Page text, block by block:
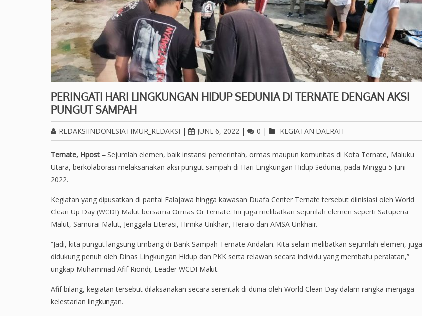
PERINGATI HARI LINGKUNGAN HIDUP SEDUNIA DI TERNATE DENGAN AKSI
PUNGUT SAMPAH
REDAKSIINDONESIATIMUR_REDAKSI | JUNE 6, 2022 | 0 | KEGIATAN DAERAH
Ternate, Hpost – Sejumlah elemen, baik instansi pemerintah, ormas maupun komunitas di Kota Ternate, Maluku
Utara, berkolaborasi melaksanakan aksi pungut sampah di Hari Lingkungan Hidup Sedunia, pada Minggu 5 Juni
2022.
Kegiatan yang dipusatkan di pantai Falajawa hingga kawasan Duafa Center Ternate tersebut diinisiasi oleh World
Clean Up Day (WCDI) Malut bersama Ormas Oi Ternate. Ini juga melibatkan sejumlah elemen seperti Satupena
Malut, Samurai Malut, Jenggala Literasi, Himika Unkhair, Heraio dan AMSA Unkhair.
“Jadi, kita pungut langsung timbang di Bank Sampah Ternate Andalan. Kita selain melibatkan sejumlah elemen, juga
didukung penuh oleh Dinas Lingkungan Hidup dan PKK serta relawan secara individu yang membatu peralatan,”
ungkap Muhammad Afif Riondi, Leader WCDI Malut.
Afif bilang, kegiatan tersebut dilaksanakan secara serentak di dunia oleh World Clean Day dalam rangka menjaga
kelestarian lingkungan.